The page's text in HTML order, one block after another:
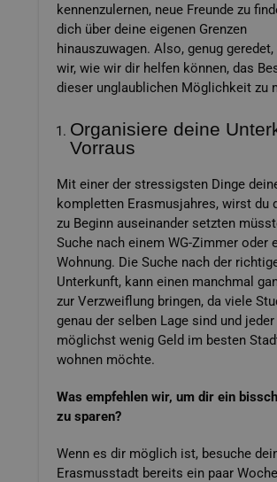
kennenzulernen, neue Freunde zu
dich über deine eigenen Grenzen
hinauszuwagen. Also, genug
wir, wie wir dir helfen können, das
dieser unglaublichen Möglichkeit zu
Organisiere deine
Vorraus
Mit einer der stressigsten Dinge
kompletten Erasmusjahres, wirst du
zu Beginn auseinander setzten
Suche nach einem WG-Zimmer oder
Wohnung. Die Suche nach der
Unterkunft, kann einen manchmal
zur Verzweiflung bringen, da viele
genau der selben Lage sind und
möglichst wenig Geld im besten
wohnen möchte.
Was empfehlen wir, um dir ein
zu sparen?
Wenn es dir möglich ist, besuche
Erasmusstadt bereits ein paar